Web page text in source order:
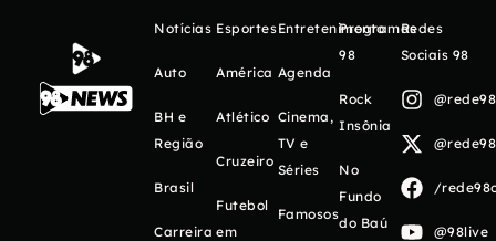
Notícias
Auto
BH e
Região
Brasil
Carreira
Esportes
América
Atlético
Cruzeiro
Futebol
em
Entretenimento
Agenda
Cinema,
TV e
Séries
Famosos
Programas
98
Rock
Insônia
No
Fundo
do Baú
Redes
Sociais 98
/
@98live